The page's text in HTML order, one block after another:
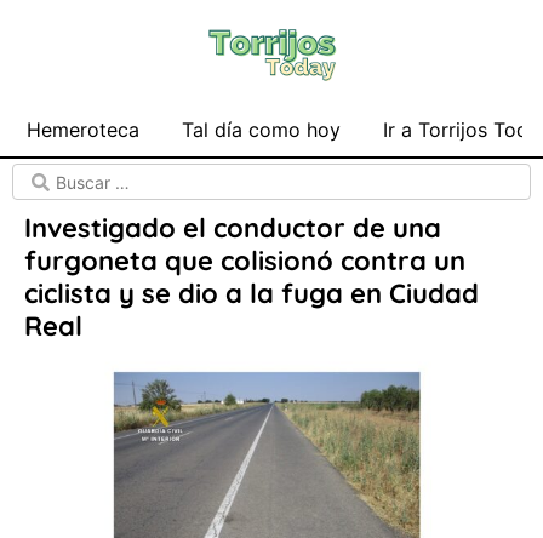
Hemeroteca Tal día como hoy Ir a Torrijos
Investigado el conductor de una
furgoneta que colisionó contra un
ciclista y se dio a la fuga en Ciudad
Real